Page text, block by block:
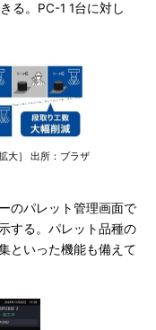
る。PC-1 1台に対し
大］ 出所：ブラザ
のパレット管理画面で
する。パレット品種の
といった機能も備えて